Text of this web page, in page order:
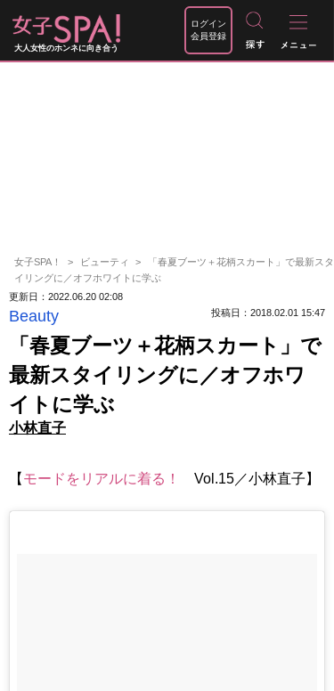
大人女性のホンネに向き合う
ログイン
会員登録
女子SPA！ ビューティ
「春夏ブーツ＋花柄スカート」で最新スタ
イリングに／オフホワイトに学ぶ
更新日：2022.06.20 02:08
Beauty 投稿日：2018.02.01 15:47
「春夏ブーツ＋花柄スカート」で
最新スタイリングに／オフホワ
イトに学ぶ
小林直子
【 モードをリアルに着る！ Vol.15／小林直子】